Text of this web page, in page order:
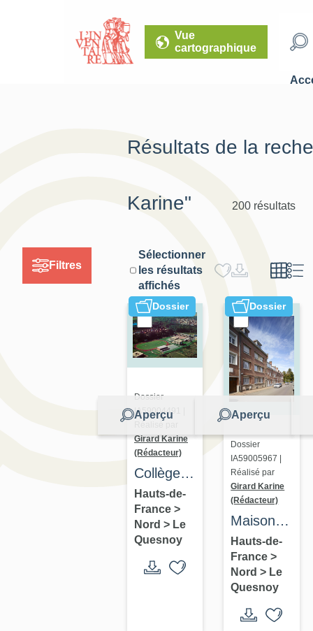
Vue
cartographique
Filtres
Résultats de la
Karine" 200 résultats
Sélectionner
les résultats
affichés
Dossier
Aperçu
Dossier
IA59004491 |
Girard Karine
(Rédacteur)
Collège,
puis
lycée,
puis Cité
Eugène-
Hauts-de-
France >
Nord > Le
Quesnoy
Dossier
Aperçu
Dossier
IA59005967 |
Réalisé par
Girard Karine
(Rédacteur)
Maisons
et
immeubles
en série
Hauts-de-
France>
Nord> Le
Quesnoy